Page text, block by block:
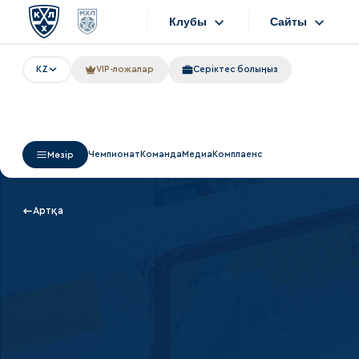
Клубы
СКА
Сайты
Хайлайты
KZ VIP-ложалар Серіктес болыңыз
Мәзір Чемпионат КомандаМедиа Комплаенс
Артқа